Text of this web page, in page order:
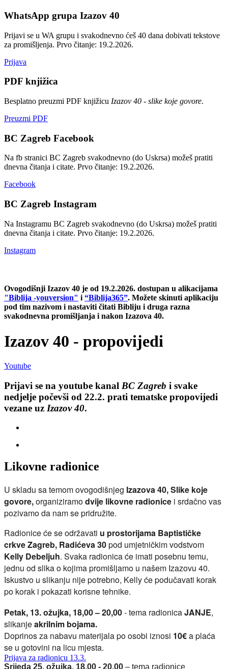
WhatsApp grupa Izazov 40
Prijavi se u WA grupu i svakodnevno ćeš 40 dana dobivati tekstove
za promišljenja. Prvo čitanje: 19.2.2026.
Prijava
PDF knjižica
Besplatno preuzmi PDF knjižicu Izazov 40 - slike koje govore.
Preuzmi PDF
BC Zagreb Facebook
Na fb stranici BC Zagreb svakodnevno (do Uskrsa) možeš pratiti
dnevna čitanja i citate. Prvo čitanje: 19.2.2026.
Facebook
BC Zagreb Instagram
Na Instagramu BC Zagreb svakodnevno (do Uskrsa) možeš pratiti
dnevna čitanja i citate. Prvo čitanje: 19.2.2026.
Instagram
Ovogodišnji Izazov 40 je od 19.2.2026. dostupan u alikacijama
"Biblija -youversion" i “Biblija365”. Možete skinuti aplikaciju
pod tim nazivom i nastaviti čitati Bibliju i druga razna
svakodnevna promišljanja i nakon Izazova 40.
Izazov 40 - propovijedi
Youtube
Prijavi se na youtube kanal BC Zagreb i svake
nedjelje počevši od 22.2. prati tematske propovijedi
vezane uz Izazov 40.
Likovne radionice
U skladu sa temom ovogodišnjeg Izazova 40, Slike koje
govore,organiziramodvije likovne radionice i srdačno vas
pozivamo da nam se pridružite.
Radionice će se održavati u prostorijama Baptističke
crkve Zagreb, Radićeva 30pod umjetničkim vodstvom
Kelly Debeljuh. Svaka radionica će imati posebnu temu,
jednu od slika o kojima promišljamo u našem Izazovu 40.
Iskustvo u slikanju nije potrebno, Kelly će podučavati korak
po korak i pokazati korisne tehnike.
Petak, 13. ožujka, 18,00 – 20,00- tema radionicaJANJE,
slikanjeakrilnim bojama.
Doprinos za nabavu materijala po osobi iznosi 10€a plaća
se u gotovini na licu mjesta.
Prijava za radionicu 13.3.
Srijeda 25. ožujka, 18,00 - 20,00 – tema radionice